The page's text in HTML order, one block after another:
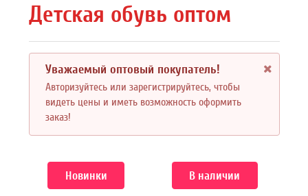
Детская обувь оптом
Уважаемый оптовый покупатель!
Авторизуйтесь или зарегистрируйтесь, чтобы
видеть цены и иметь возможность оформить
заказ!
Новинки В наличии